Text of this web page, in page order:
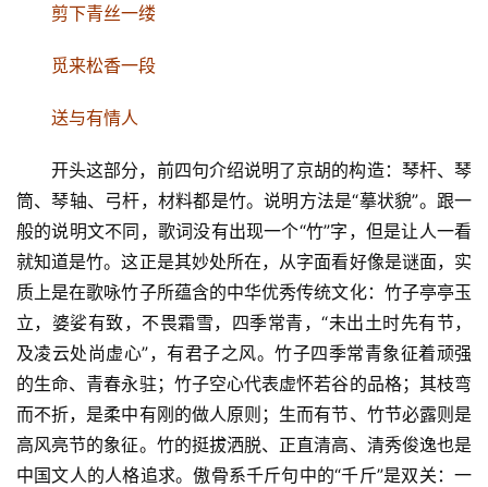
剪下青丝一缕
觅来松香一段
送与有情人
开头这部分，前四句介绍说明了京胡的构造：琴杆、琴
筒、琴轴、弓杆，材料都是竹。说明方法是“摹状貌”。跟一
般的说明文不同，歌词没有出现一个“竹”字，但是让人一看
就知道是竹。这正是其妙处所在，从字面看好像是谜面，实
质上是在歌咏竹子所蕴含的中华优秀传统文化：竹子亭亭玉
立，婆娑有致，不畏霜雪，四季常青，“未出土时先有节，
及凌云处尚虚心”，有君子之风。竹子四季常青象征着顽强
的生命、青春永驻；竹子空心代表虚怀若谷的品格；其枝弯
而不折，是柔中有刚的做人原则；生而有节、竹节必露则是
高风亮节的象征。竹的挺拔洒脱、正直清高、清秀俊逸也是
中国文人的人格追求。傲骨系千斤句中的“千斤”是双关：一